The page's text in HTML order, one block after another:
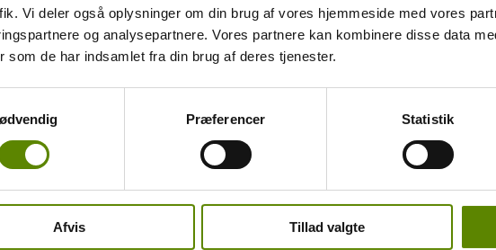
Vi deler også oplysninger om din brug af vores hjemmeside med vores
og analysepartnere. Vores partnere kan kombinere disse data
som de har indsamlet fra din brug af deres tjenester.
Præferencer Statistik
Afvis Tillad valgte
Flot præmie hver måned!
tilmeldt mit nyhedsbrev. Jeg sender kun nyhedsbrevet 1 gang om ugen,
tilbud, samt nyheder i mit stadigt voksende sortiment. Men der er bl.a.
igen, og alle dine data vil samtidig blive slettet helt.
måned med i lodtrækningen om lækre vine eller vinudstyr!
.